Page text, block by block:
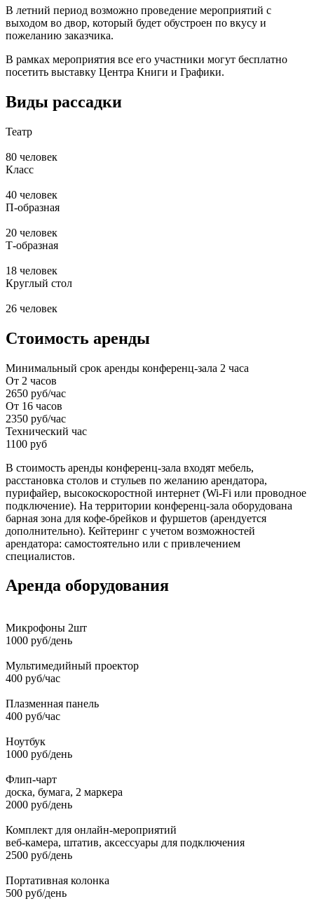
В летний период возможно проведение мероприятий с
выходом во двор, который будет обустроен по вкусу и
пожеланию заказчика.
В рамках мероприятия все его участники могут бесплатно
посетить выставку Центра Книги и Графики.
Виды рассадки
Театр
80 человек
Класс
40 человек
П-образная
20 человек
Т-образная
18 человек
Круглый стол
26 человек
Стоимость аренды
Минимальный срок аренды конференц-зала 2 часа
От 2 часов
2650 руб/час
От 16 часов
2350 руб/час
Технический час
1100 руб
В стоимость аренды конференц-зала входят мебель,
расстановка столов и стульев по желанию арендатора,
пурифайер, высокоскоростной интернет (Wi-Fi или проводное
подключение). На территории конференц-зала оборудована
барная зона для кофе-брейков и фуршетов (арендуется
дополнительно). Кейтеринг с учетом возможностей
арендатора: самостоятельно или с привлечением
специалистов.
Аренда оборудования
Микрофоны 2шт
1000 руб/день
Мультимедийный проектор
400 руб/час
Плазменная панель
400 руб/час
Ноутбук
1000 руб/день
Флип-чарт
доска, бумага, 2 маркера
2000 руб/день
Комплект для онлайн-мероприятий
веб-камера, штатив, аксессуары для подключения
2500 руб/день
Портативная колонка
500 руб/день